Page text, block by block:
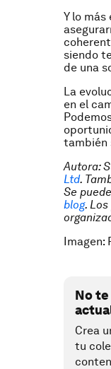
Y lo
siendo
de una
La
en el
también
Autora:
Ltd.
Se
blog.
Imagen:
No
Crea
tu